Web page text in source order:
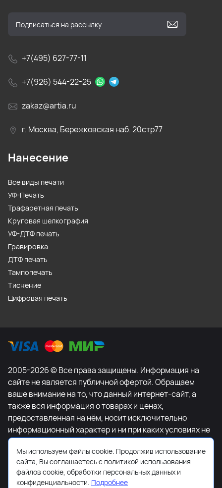
+7(495) 627-77-11
+7(926) 544-22-25
zakaz@artia.ru
г. Москва, Бережковская наб. 20стр77
Нанесение
Все виды печати
УФ-Печать
Трафаретная печать
Круговая шелкография
УФ-ДТФ печать
Гравировка
ДТФ печать
Тампопечать
Тиснение
Цифровая печать
2005-2026 © Все права защищены. Информация на
сайте не является публичной офертой. Обращаем
ваше внимание на то, что данный интернет-сайт, а
также вся информация о товарах и ценах,
предоставленная на нём, носит исключительно
информационный характер и ни при каких условиях не
является публичной офертой, определяемой
положениями Статьи 437 Гражданского кодекса
Российской Федерации. Для получения подробной
информации о наличии и стоимости указанных
Мы используем файлы cookie. Продолжив использование
сайта, Вы соглашаетесь с политикой использования
файлов cookie, обработки персональных данных и
конфиденциальности. Подробнее